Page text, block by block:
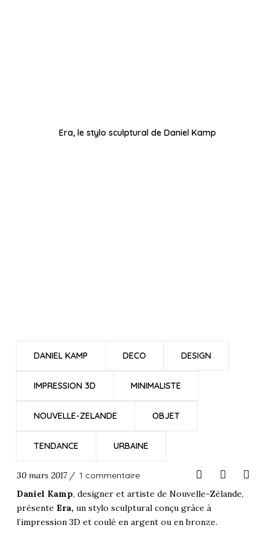
Era, le stylo sculptural de Daniel Kamp
DANIEL KAMP DECO DESIGN
IMPRESSION 3D MINIMALISTE
NOUVELLE-ZELANDE OBJET
TENDANCE URBAINE
30 mars 2017 / 1 commentaire
Daniel Kamp, designer et artiste de Nouvelle-Zélande,
présente Era, un stylo sculptural conçu grâce à
l’impression 3D et coulé en argent ou en bronze.